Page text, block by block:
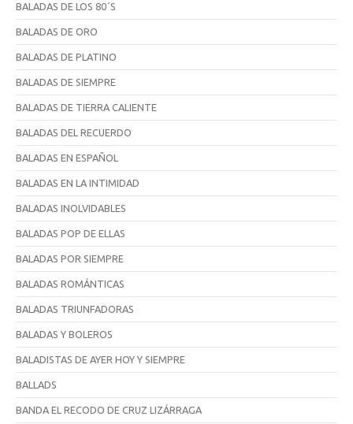
BALADAS DE LOS 80´S
BALADAS DE ORO
BALADAS DE PLATINO
BALADAS DE SIEMPRE
BALADAS DE TIERRA CALIENTE
BALADAS DEL RECUERDO
BALADAS EN ESPAÑOL
BALADAS EN LA INTIMIDAD
BALADAS INOLVIDABLES
BALADAS POP DE ELLAS
BALADAS POR SIEMPRE
BALADAS ROMÁNTICAS
BALADAS TRIUNFADORAS
BALADAS Y BOLEROS
BALADISTAS DE AYER HOY Y SIEMPRE
BALLADS
BANDA EL RECODO DE CRUZ LIZÁRRAGA